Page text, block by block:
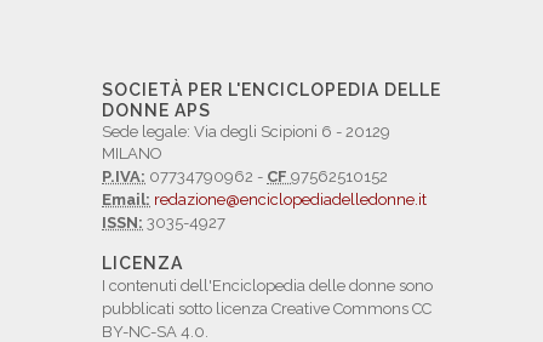
SOCIETÀ PER L'ENCICLOPEDIA DELLE
DONNE APS
Sede legale: Via degli Scipioni 6 - 20129
MILANO
P.IVA: 07734790962 - CF 97562510152
Email: redazione@enciclopediadelledonne.it
ISSN: 3035-4927
LICENZA
I contenuti dell'Enciclopedia delle donne sono
pubblicati sotto licenza Creative Commons CC
BY-NC-SA 4.0.